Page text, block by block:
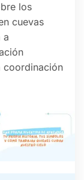
los
cuevas
a
coordinación